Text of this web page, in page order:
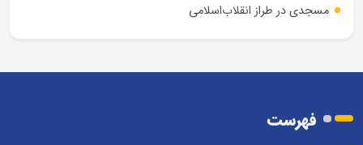
مسجدی در طراز انقلاب‌اسلامی
فهرست